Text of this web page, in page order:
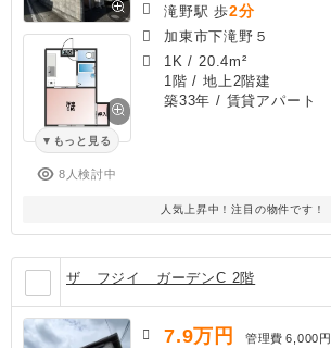
もっと見る
8人検討中
滝野駅 歩2分
加東市下滝野５
1K / 20.4m²
1階 / 地上2階建
築33年 / 賃貸アパート
人気上昇中！注目の物件です！
ザ フジイ ガーデンC 2階
7.9万円 管理費 6,000円